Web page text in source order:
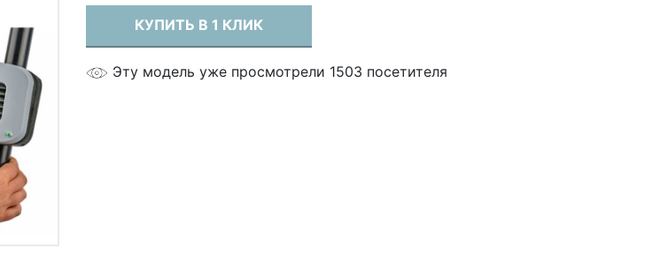
КУПИТЬ В 1 КЛИК
Эту модель уже просмотрели 1503 посетителя